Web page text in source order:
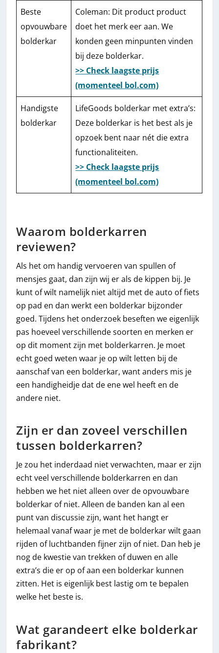
Beste
opvouwbare
bolderkar
Coleman: Dit product product
doet het merk eer aan. We
konden geen minpunten vinden
bij deze bolderkar.
>> Check laagste prijs
(momenteel bol.com)
Handigste
bolderkar
LifeGoods bolderkar met extra’s:
Deze bolderkar is het best als je
opzoek bent naar nét die extra
functionaliteiten.
>> Check laagste prijs
(momenteel bol.com)
Waarom bolderkarren
reviewen?
Als het om handig vervoeren van spullen of
mensjes gaat, dan zijn wij er als de kippen bij. Je
kunt of wilt namelijk niet altijd met de auto of fiets
op pad en dan werkt een bolderkar bijzonder
goed. Tijdens het onderzoek beseften we eigenlijk
pas hoeveel verschillende soorten en merken er
op dit moment zijn met bolderkarren. Je moet
echt goed weten waar je op wilt letten bij de
aanschaf van een bolderkar, want anders mis je
een handigheidje dat de ene wel heeft en de
andere niet.
Zijn er dan zoveel verschillen
tussen bolderkarren?
Je zou het inderdaad niet verwachten, maar er zijn
echt veel verschillende bolderkarren en dan
hebben we het niet alleen over de opvouwbare
bolderkar of niet. Alleen de banden kan al een
punt van discussie zijn, want het hangt er
helemaal vanaf waar je met de bolderkar wilt gaan
rijden of luchtbanden fijner zijn of niet. Dan heb je
nog de kwestie van trekken of duwen en alle
extra’s die er op of aan een bolderkar kunnen
zitten. Het is eigenlijk best lastig om te bepalen
welke het beste is.
Wat garandeert elke bolderkar
fabrikant?